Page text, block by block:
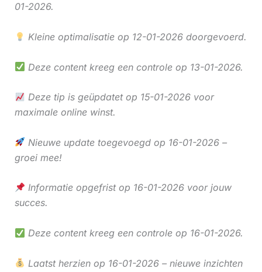
01-2026.
Kleine optimalisatie op 12-01-2026 doorgevoerd.
Deze content kreeg een controle op 13-01-2026.
Deze tip is geüpdatet op 15-01-2026 voor
maximale online winst.
Nieuwe update toegevoegd op 16-01-2026 –
groei mee!
Informatie opgefrist op 16-01-2026 voor jouw
succes.
Deze content kreeg een controle op 16-01-2026.
Laatst herzien op 16-01-2026 – nieuwe inzichten